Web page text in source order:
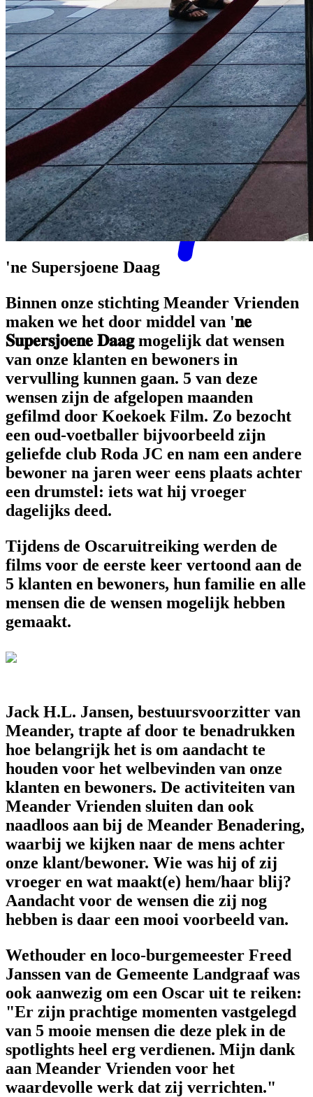
Meander eXtra
'ne Supersjoene Daag
Binnen onze stichting Meander Vrienden
maken we het door middel van '𝐧𝐞
𝐒𝐮𝐩𝐞𝐫𝐬𝐣𝐨𝐞𝐧𝐞 𝐃𝐚𝐚𝐠 mogelijk dat wensen
van onze klanten en bewoners in
vervulling kunnen gaan. 5 van deze
wensen zijn de afgelopen maanden
gefilmd door Koekoek Film. Zo bezocht
een oud-voetballer bijvoorbeeld zijn
geliefde club Roda JC en nam een andere
bewoner na jaren weer eens plaats achter
een drumstel: iets wat hij vroeger
dagelijks deed.
Tijdens de Oscaruitreiking werden de
films voor de eerste keer vertoond aan de
5 klanten en bewoners, hun familie en alle
mensen die de wensen mogelijk hebben
gemaakt.
Jack H.L. Jansen, bestuursvoorzitter van
Meander, trapte af door te benadrukken
hoe belangrijk het is om aandacht te
houden voor het welbevinden van onze
klanten en bewoners. De activiteiten van
Meander Vrienden sluiten dan ook
naadloos aan bij de Meander Benadering,
waarbij we kijken naar de mens achter
onze klant/bewoner. Wie was hij of zij
vroeger en wat maakt(e) hem/haar blij?
Aandacht voor de wensen die zij nog
hebben is daar een mooi voorbeeld van.
Wethouder en loco-burgemeester Freed
Janssen van de Gemeente Landgraaf was
ook aanwezig om een Oscar uit te reiken:
"Er zijn prachtige momenten vastgelegd
van 5 mooie mensen die deze plek in de
spotlights heel erg verdienen. Mijn dank
aan Meander Vrienden voor het
waardevolle werk dat zij verrichten."